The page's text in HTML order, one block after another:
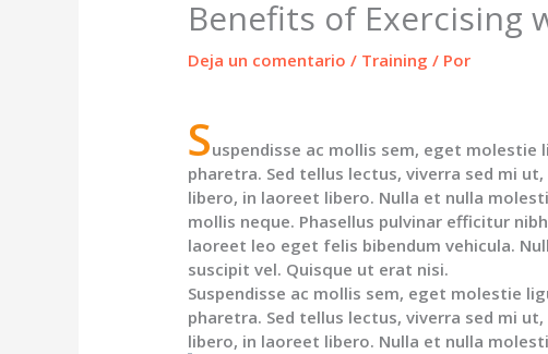
Benefits of Exercising
Deja un comentario / Training / Por
Suspendisse ac mollis sem, eget
pharetra. Sed tellus lectus, viverra sed mi
libero, in laoreet libero. Nulla et nulla
mollis neque. Phasellus pulvinar efficitur
laoreet leo eget felis bibendum vehicula.
suscipit vel. Quisque ut erat nisi.
Suspendisse ac mollis sem, eget molestie
pharetra. Sed tellus lectus, viverra sed mi
libero, in laoreet libero. Nulla et nulla